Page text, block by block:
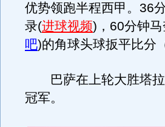
优势领跑半程西甲。36
录(进球视频)，60分钟
吧)的角球头球扳平比分
巴萨在上轮大胜塔拉
冠军。